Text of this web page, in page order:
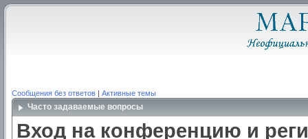
Сообщения без ответов | Активные темы
Часто задаваемые вопросы
Вход на конференцию и